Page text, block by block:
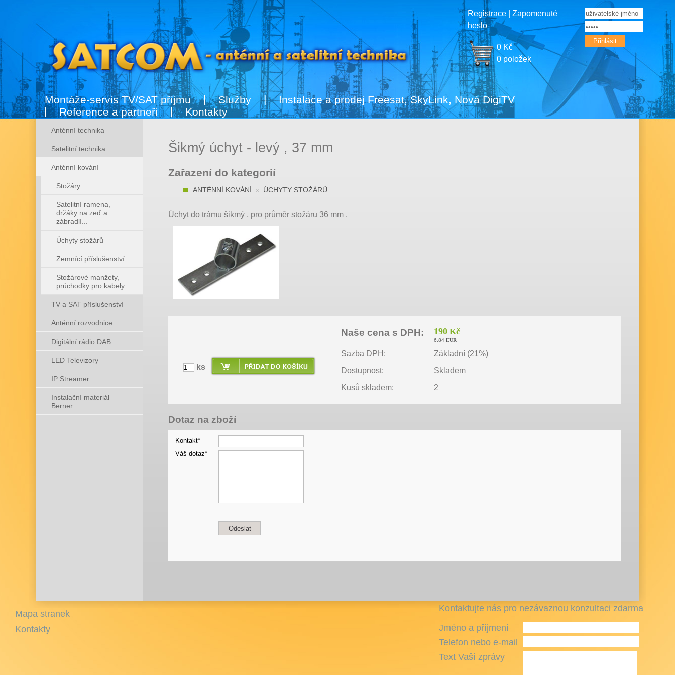
Registrace
Zapomenuté
heslo
0 Kč
0 položek
Montáže-servis TV/SAT příjmu Služby
Instalace a prodej Freesat, SkyLink, Nová DigiTV
Reference a partneři
Kontakty
Šikmý úchyt - levý , 37 mm
Zařazení do kategorií
ANTÉNNÍ KOVÁNÍ x ÚCHYTY STOŽÁRŮ
Úchyt do trámu šikmý , pro průměr stožáru 36 mm .
ks
Naše cena s DPH: 190 Kč
6.84 EUR
Sazba DPH:
Základní (21%)
Dostupnost:
Skladem
Kusů skladem:
2
Dotaz na zboží
Kontakt*
Váš dotaz*
Anténní technika
Satelitní technika
Anténní kování
Stožáry
Satelitní ramena,
držáky na zeď a
zábradlí...
Úchyty stožárů
Zemnící příslušenství
Stožárové manžety,
průchodky pro kabely
TV a SAT příslušenství
Anténní rozvodnice
Digitální rádio DAB
LED Televizory
IP Streamer
Instalační materiál
Berner
Mapa stranek
Kontakty
Kontaktujte nás pro nezávaznou konzultaci zdarma
Jméno a příjmení
Telefon nebo e-mail
Text Vaší zprávy